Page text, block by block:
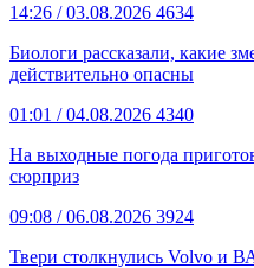
14:26 / 03.08.2026 4634
Биологи рассказали, какие
действительно опасны
01:01 / 04.08.2026 4340
На выходные погода
сюрприз
09:08 / 06.08.2026 3924
Твери столкнулись Volvo и